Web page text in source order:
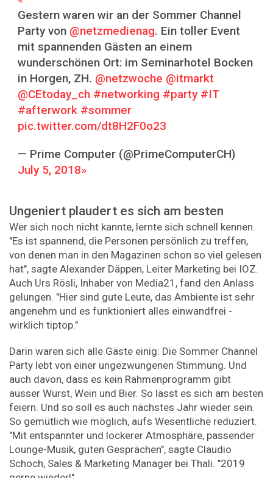
Gestern waren wir an der Sommer Channel
Party von @netzmedienag. Ein toller Event
mit spannenden Gästen an einem
wunderschönen Ort: im Seminarhotel Bocken
in Horgen, ZH. @netzwoche @itmarkt
@CEtoday_ch #networking #party #IT
#afterwork #sommer
pic.twitter.com/dt8H2F0o23
— Prime Computer (@PrimeComputerCH)
July 5, 2018
Ungeniert plaudert es sich am besten
Wer sich noch nicht kannte, lernte sich schnell kennen.
"Es ist spannend, die Personen persönlich zu treffen,
von denen man in den Magazinen schon so viel gelesen
hat", sagte Alexander Däppen, Leiter Marketing bei IOZ.
Auch Urs Rösli, Inhaber von Media21, fand den Anlass
gelungen. "Hier sind gute Leute, das Ambiente ist sehr
angenehm und es funktioniert alles einwandfrei -
wirklich tiptop."
Darin waren sich alle Gäste einig: Die Sommer Channel
Party lebt von einer ungezwungenen Stimmung. Und
auch davon, dass es kein Rahmenprogramm gibt
ausser Wurst, Wein und Bier. So lässt es sich am besten
feiern. Und so soll es auch nächstes Jahr wieder sein.
So gemütlich wie möglich, aufs Wesentliche reduziert.
"Mit entspannter und lockerer Atmosphäre, passender
Lounge-Musik, guten Gesprächen", sagte Claudio
Schoch, Sales & Marketing Manager bei Thali. "2019